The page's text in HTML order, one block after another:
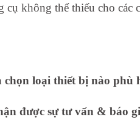
không thể thiếu cho các
loại thiết bị nào phù
được sự tư vấn & báo